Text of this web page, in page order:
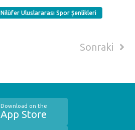
Nilüfer Uluslararası Spor Şenlikleri
Sonraki
Download on the
App Store